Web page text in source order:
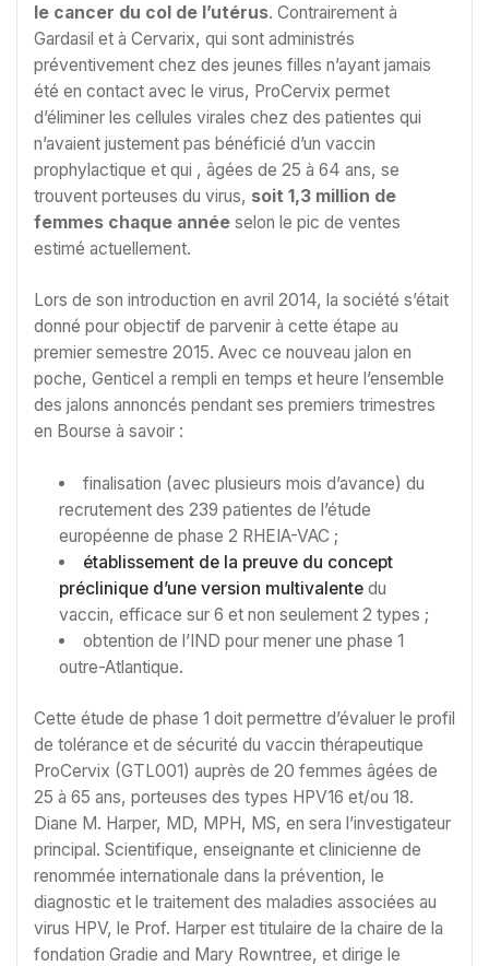
le cancer du col de l’utérus. Contrairement à
Gardasil et à Cervarix, qui sont administrés
préventivement chez des jeunes filles n’ayant jamais
été en contact avec le virus, ProCervix permet
d’éliminer les cellules virales chez des patientes qui
n’avaient justement pas bénéficié d’un vaccin
prophylactique et qui , âgées de 25 à 64 ans, se
trouvent porteuses du virus, soit 1,3 million de
femmes chaque année selon le pic de ventes
estimé actuellement.
Lors de son introduction en avril 2014, la société s’était
donné pour objectif de parvenir à cette étape au
premier semestre 2015. Avec ce nouveau jalon en
poche, Genticel a rempli en temps et heure l’ensemble
des jalons annoncés pendant ses premiers trimestres
en Bourse à savoir :
finalisation (avec plusieurs mois d’avance) du
recrutement des 239 patientes de l’étude
européenne de phase 2 RHEIA-VAC ;
établissement de la preuve du concept
préclinique d’une version multivalente du
vaccin, efficace sur 6 et non seulement 2 types ;
obtention de l’IND pour mener une phase 1
outre-Atlantique.
Cette étude de phase 1 doit permettre d’évaluer le profil
de tolérance et de sécurité du vaccin thérapeutique
ProCervix (GTL001) auprès de 20 femmes âgées de
25 à 65 ans, porteuses des types HPV16 et/ou 18.
Diane M. Harper, MD, MPH, MS, en sera l’investigateur
principal. Scientifique, enseignante et clinicienne de
renommée internationale dans la prévention, le
diagnostic et le traitement des maladies associées au
virus HPV, le Prof. Harper est titulaire de la chaire de la
fondation Gradie and Mary Rowntree, et dirige le